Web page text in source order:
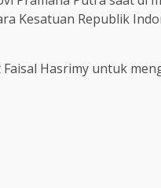
Kesatuan Republik
Hasrimy untuk